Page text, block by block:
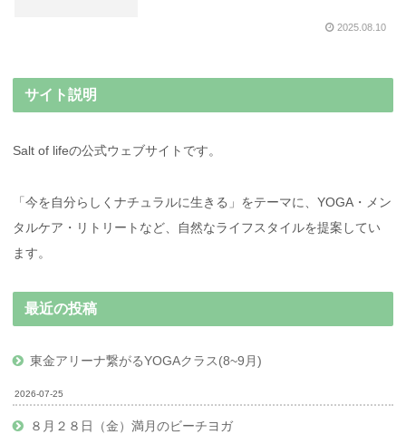
2025.08.10
サイト説明
Salt of lifeの公式ウェブサイトです。
「今を自分らしくナチュラルに生きる」をテーマに、YOGA・メン
タルケア・リトリートなど、自然なライフスタイルを提案してい
ます。
最近の投稿
東金アリーナ繋がるYOGAクラス(8~9月)
2026-07-25
８月２８日（金）満月のビーチヨガ